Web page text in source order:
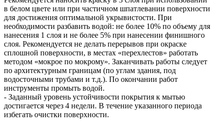
в белом цвете или при частичном шпатлевании поверхности
для достижения оптимальной укрывистости. При
необходимости разбавить водой: не более 10% по объему для
нанесения 1 слоя и не более 5% при нанесении финишного
слоя. Рекомендуется не делать перерывов при окраске
сплошной поверхности, в местах «перехлестов» работать
методом «мокрое по мокрому». Заканчивать работы следует
по архитектурным границам (по углам здания, под
водосточными трубами и т.д.). По окончании работ
инструменты промыть водой.
- Заданный уровень устойчивости покрытия к мытью
достигается через 4 недели. В течение указанного периода
избегать очистки поверхности.